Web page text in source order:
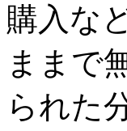
購入な
ままで
られた